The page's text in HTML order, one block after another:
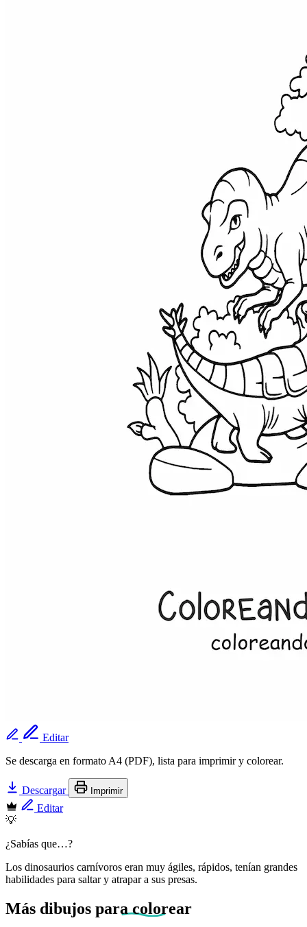
Editar
Se descarga en formato A4 (PDF), lista para imprimir y colorear.
Descargar Imprimir
Editar
💡
¿Sabías que…?
Los dinosaurios carnívoros eran muy ágiles, rápidos, tenían grandes
habilidades para saltar y atrapar a sus presas.
Más dibujos para colorear